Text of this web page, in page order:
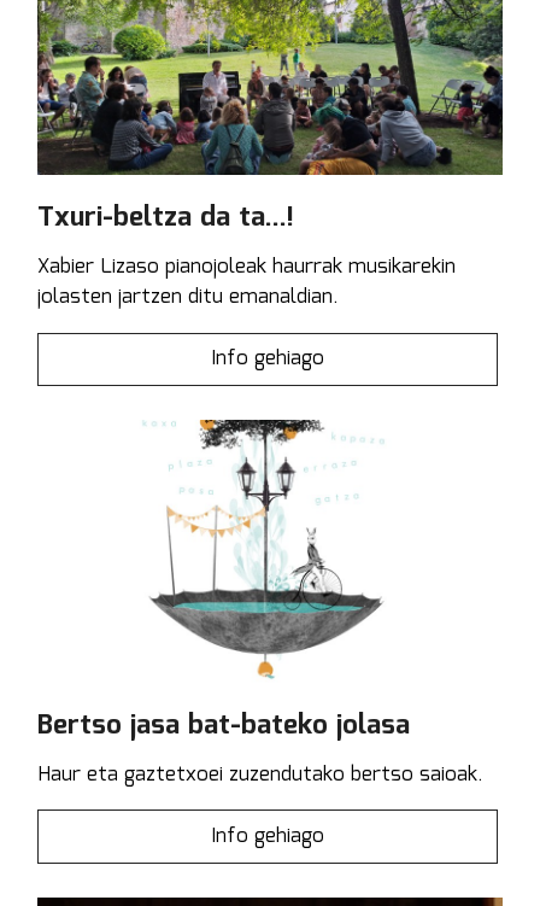
Txuri-beltza da ta...!
Xabier Lizaso pianojoleak haurrak musikarekin
jolasten jartzen ditu emanaldian.
Info gehiago
Bertso jasa bat-bateko jolasa
Haur eta gaztetxoei zuzendutako bertso saioak.
Info gehiago